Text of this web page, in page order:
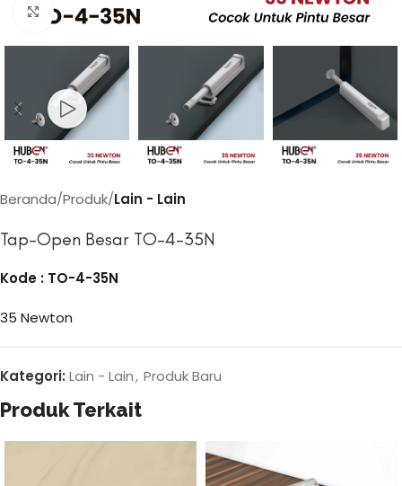
Click to enlarge
Beranda Produk Lain - Lain
Tap-Open Besar TO-4-35N
Kode : TO-4-35N
35 Newton
Kategori: Lain - Lain, Produk Baru
Produk Terkait